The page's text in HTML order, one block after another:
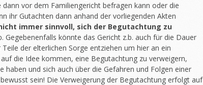
vor dem Familiengericht befragen kann oder die
ihr Gutachten dann anhand der vorliegenden Akten
immer sinnvoll, sich der Begutachtung zu
Gegebenenfalls könnte das Gericht z.b. auch für die Dauer
der elterlichen Sorge entziehen um hier an ein
die Idee kommen, eine Begutachtung zu verweigern,
haben und sich auch über die Gefahren und Folgen einer
sein! Die Verweigerung der Begutachtung erfolgt auf